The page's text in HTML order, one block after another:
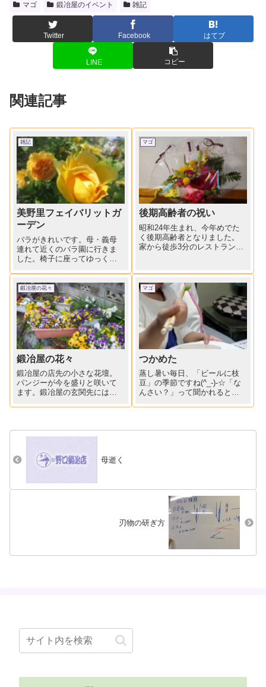
マゴ 鍛冶屋のイベント 雑記
Twitter Facebook はてブ
LINE コピー
関連記事
雑記
美野里フェイバリットガ
ーデン
バラがきれいです。母・義母
連れて近くのバラ園に行きま
した。椅子に座ってゆっくり
す。
マゴ
後期高齢者の祝い
昭和24年生まれ、今年めでた
く後期高齢者となりました。
家から徒歩3分のレストラン
人からサプライズのお花が！
オーナーからメッセージ入
りプレート。そして3人から
は、バッグと靴のプレゼン
ト。主...
鍛冶屋の花々
鍛冶屋の花々
鍛冶屋の店先の小さな花壇。
パンジーが今を盛りと咲いて
ます。鍛冶屋の玄関先には年
たシクラメン、外に出して水
屋の裏...
マゴ
つかめた
蒸し暑い毎日、「ビールに枝
豆」の季節ですね(^_-)-☆「な
んさい？」って聞かれると
ます。失敗なし。(｀^´) ﾄﾞﾔ
母逝く
刃物の研ぎ方